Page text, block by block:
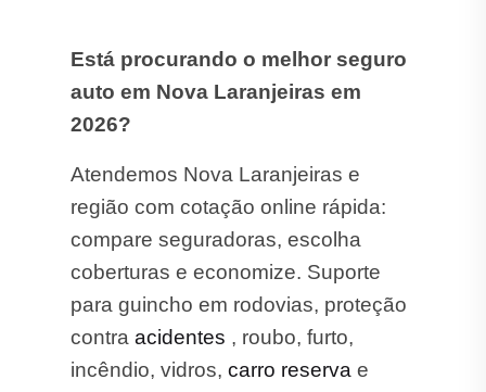
Está procurando o melhor seguro
auto em Nova Laranjeiras em
2026?
Atendemos Nova Laranjeiras e
região com cotação online rápida:
compare seguradoras, escolha
coberturas e economize. Suporte
para guincho em rodovias, proteção
contra acidentes , roubo, furto,
incêndio, vidros, carro reserva e